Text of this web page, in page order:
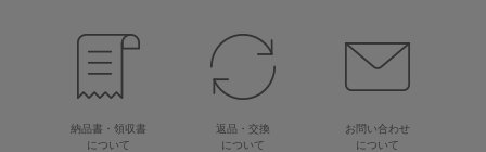
納品書・領収書
について
返品・交換
について
お問い合わせ
について